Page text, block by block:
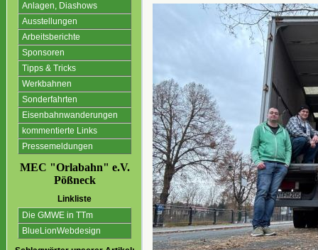
Anlagen, Diashows
Ausstellungen
Arbeitsberichte
Sponsoren
Tipps & Tricks
Werkbahnen
Sonderfahrten
Eisenbahnwanderungen
kommentierte Links
Pressemeldungen
MEC "Orlabahn" e.V.
Pößneck
Linkliste
Die GMWE in TTm
BlueLionWebdesign